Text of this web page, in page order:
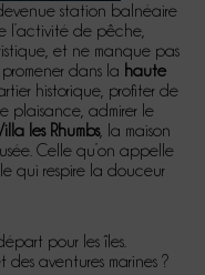
station balnéaire
de pêche,
et ne manque pas
dans la haute
historique, profiter de
plaisance, admirer le
les Rhumbs, la maison
Celle qu’on appelle
qui respire la douceur
pour les îles.
des aventures marines ?